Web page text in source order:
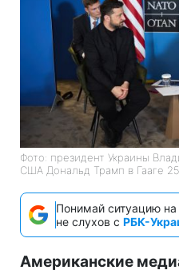
Фото: президент Украины
США Дональд Трамп в Гааге
Понимай ситуацию
не слухов с РБК-
Американские